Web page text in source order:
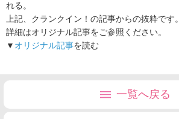
れる。
上記、クランクイン！の記事からの抜粋です。
詳細はオリジナル記事をご参照ください。
▼ オリジナル記事を読む
一覧へ戻る